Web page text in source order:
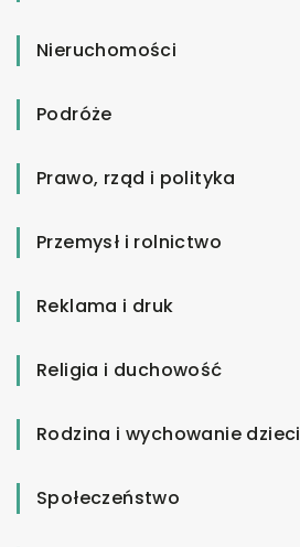
Nieruchomości
Podróże
Prawo, rząd i polityka
Przemysł i rolnictwo
Reklama i druk
Religia i duchowość
Rodzina i wychowanie dzieci
Społeczeństwo